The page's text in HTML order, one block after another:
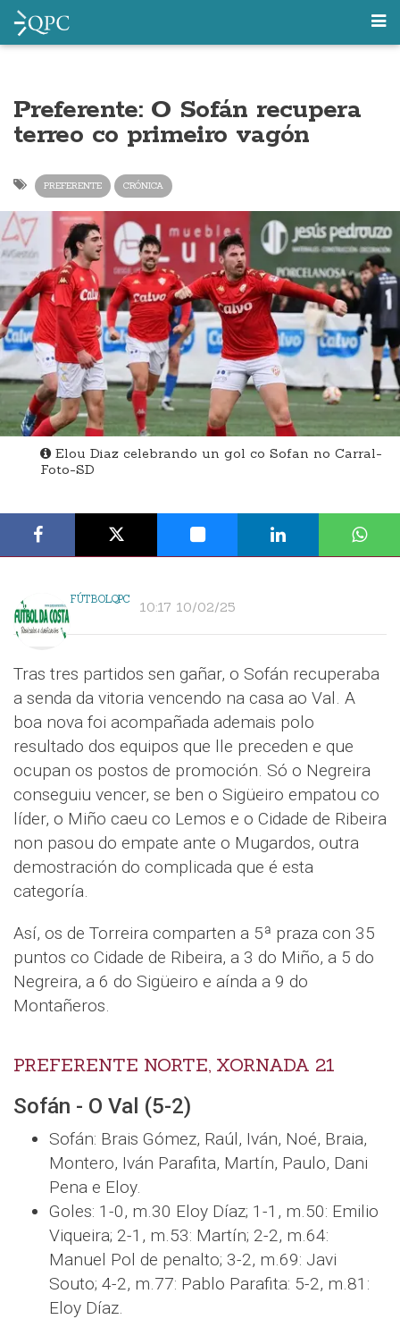
Preferente: O Sofán recupera
terreo co primeiro vagón
PREFERENTE CRÓNICA
Elou Diaz celebrando un gol co Sofan no Carral-
Foto-SD
FÚTBOLQPC 10:17 10/02/25
Tras tres partidos sen gañar, o Sofán recuperaba
a senda da vitoria vencendo na casa ao Val. A
boa nova foi acompañada ademais polo
resultado dos equipos que lle preceden e que
ocupan os postos de promoción. Só o Negreira
conseguiu vencer, se ben o Sigüeiro empatou co
líder, o Miño caeu co Lemos e o Cidade de Ribeira
non pasou do empate ante o Mugardos, outra
demostración do complicada que é esta
categoría.
Así, os de Torreira comparten a 5ª praza con 35
puntos co Cidade de Ribeira, a 3 do Miño, a 5 do
Negreira, a 6 do Sigüeiro e aínda a 9 do
Montañeros.
PREFERENTE NORTE, XORNADA 21
Sofán - O Val (5-2)
Sofán: Brais Gómez, Raúl, Iván, Noé, Braia,
Montero, Iván Parafita, Martín, Paulo, Dani
Pena e Eloy.
Goles: 1-0, m.30 Eloy Díaz; 1-1, m.50: Emilio
Viqueira; 2-1, m.53: Martín; 2-2, m.64:
Manuel Pol de penalto; 3-2, m.69: Javi
Souto; 4-2, m.77: Pablo Parafita: 5-2, m.81:
Eloy Díaz.